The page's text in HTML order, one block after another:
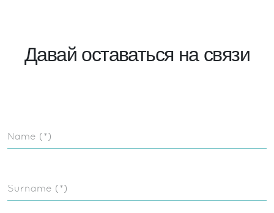
Давай оставаться на связи
Name (*)
Surname (*)